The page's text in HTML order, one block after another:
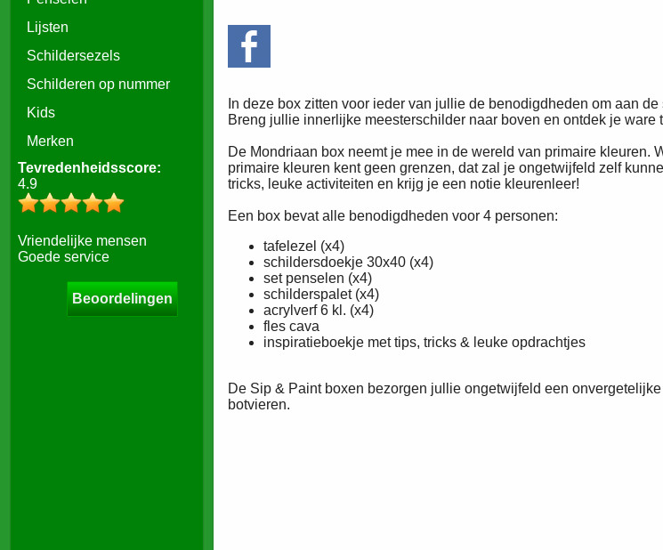
Lijsten
Schildersezels
Schilderen op nummer
Kids
Merken
Tevredenheidsscore:
4.9
Vriendelijke mensen
Goede service
Beoordelingen
In deze box zitten voor ieder van jullie de benodigdheden om aan
Breng jullie innerlijke meesterschilder naar boven en ontdek je ware
De Mondriaan box neemt je mee in de wereld van primaire kleuren.
primaire kleuren kent geen grenzen, dat zal je ongetwijfeld zelf
tricks, leuke activiteiten en krijg je een notie kleurenleer!
Een box bevat alle benodigdheden voor 4 personen:
tafelezel (x4)
schildersdoekje 30x40 (x4)
set penselen (x4)
schilderspalet (x4)
acrylverf 6 kl. (x4)
fles cava
inspiratieboekje met tips, tricks & leuke opdrachtjes
De Sip & Paint boxen bezorgen jullie ongetwijfeld een
botvieren.